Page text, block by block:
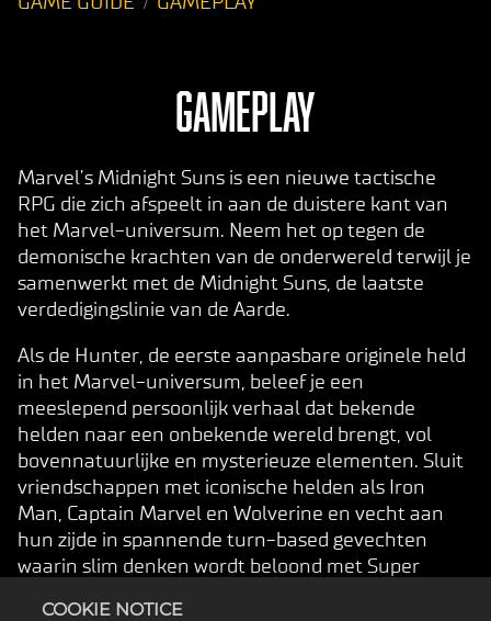
GAMEPLAY
Marvel’s Midnight Suns is een nieuwe tactische
RPG die zich afspeelt in aan de duistere kant van
het Marvel-universum. Neem het op tegen de
demonische krachten van de onderwereld terwijl je
samenwerkt met de Midnight Suns, de laatste
verdedigingslinie van de Aarde.
Als de Hunter, de eerste aanpasbare originele held
in het Marvel-universum, beleef je een
meeslepend persoonlijk verhaal dat bekende
helden naar een onbekende wereld brengt, vol
bovennatuurlijke en mysterieuze elementen. Sluit
vriendschappen met iconische helden als Iron
Man, Captain Marvel en Wolverine en vecht aan
hun zijde in spannende turn-based gevechten
waarin slim denken wordt beloond met Super
COOKIE NOTICE